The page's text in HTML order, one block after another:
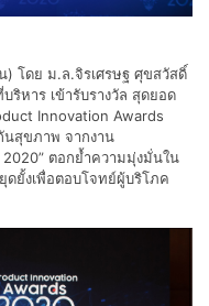
โดย ม.ล.จิรเศรษฐ ศุขสวัสดิ์
ริหาร เข้ารับรางวัล สุดยอด
Innovation Awards
นสุขภาพ จากงาน
ตอกย้ำความมุ่งมั่นใน
ยั้งเพื่อตอบโจทย์ผู้บริโภค